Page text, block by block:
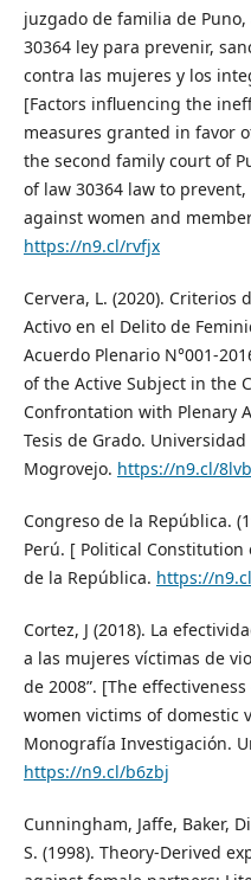
juzgado de familia de
30364 ley para prevenir,
contra las mujeres y los
[Factors influencing the
measures granted in favor
the second family court of
of law 30364 law to
against women and
https://n9.cl/rvfjx
Cervera, L. (2020).
Activo en el Delito de
Acuerdo Plenario N°001-
of the Active Subject in the
Confrontation with Plenary
Tesis de Grado.
Mogrovejo. https://n9.cl/
Congreso de la República.
Perú. [ Political
de la República. https://
Cortez, J (2018). La
a las mujeres víctimas de
de 2008”. [The
women victims of domestic
Monografía Investigación.
https://n9.cl/b6zbj
Cunningham, Jaffe, Baker,
S. (1998). Theory-Derived